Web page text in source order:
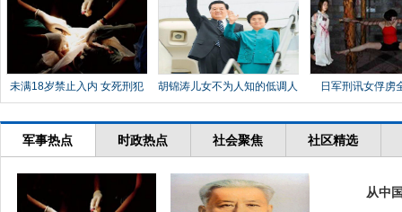
未满18岁禁止入内 女死刑犯 胡锦涛儿女不为人知的低调人 日军刑讯女俘虏